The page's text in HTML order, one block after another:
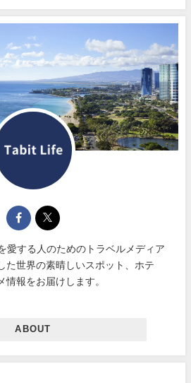
愛する人のためのトラベルメディア
た世界の素晴しいスポット、ホテ
情報をお届けします。
ABOUT